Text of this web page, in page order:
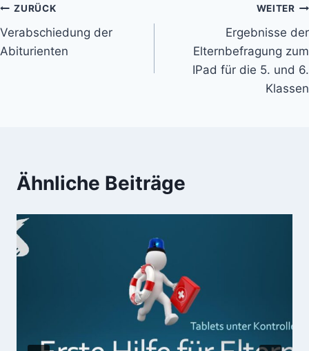
Beitragsnavigation
ZURÜCK
Verabschiedung der
Abiturienten
WEITER
Ergebnisse der
Elternbefragung zum
IPad für die 5. und 6.
Klassen
Ähnliche Beiträge